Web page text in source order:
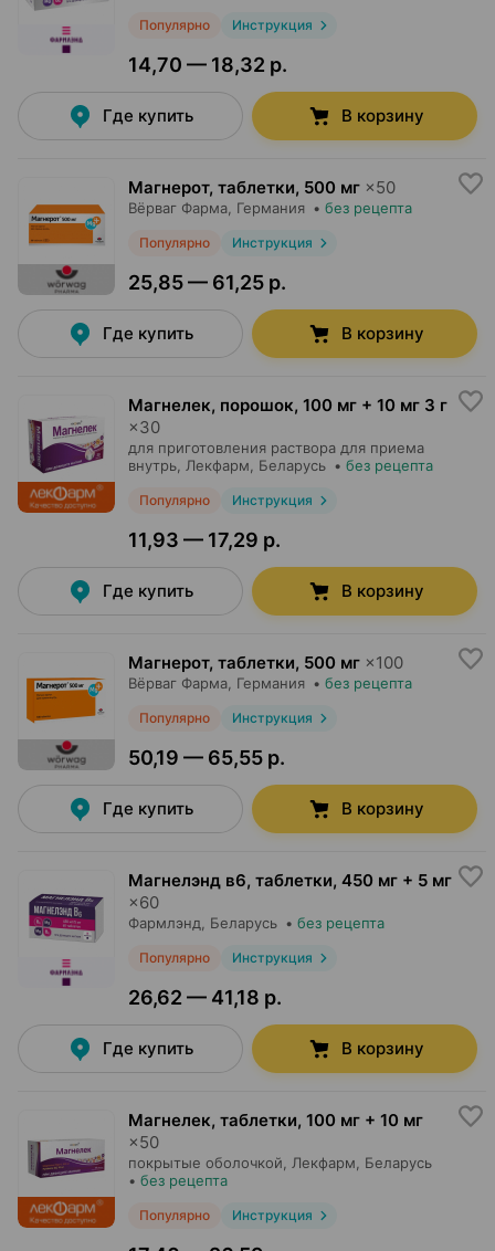
Популярно Инструкция
14,70 — 18,32 р.
Где купить В корзину
Магнерот, таблетки, 500 мг ×50
Вёрваг Фарма , Германия • без рецепта
Популярно Инструкция
25,85 — 61,25 р.
Где купить В корзину
Магнелек, порошок, 100 мг + 10 мг 3 г
×30
для приготовления раствора для приема
внутрь, Лекфарм , Беларусь • без рецепта
Популярно Инструкция
11,93 — 17,29 р.
Где купить В корзину
Магнерот, таблетки, 500 мг ×100
Вёрваг Фарма , Германия • без рецепта
Популярно Инструкция
50,19 — 65,55 р.
Где купить В корзину
Магнелэнд в6, таблетки, 450 мг + 5 мг
×60
Фармлэнд , Беларусь • без рецепта
Популярно Инструкция
26,62 — 41,18 р.
Где купить В корзину
Магнелек, таблетки, 100 мг + 10 мг
×50
покрытые оболочкой, Лекфарм , Беларусь
• без рецепта
Популярно Инструкция